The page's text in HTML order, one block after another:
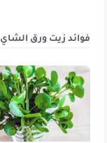
فوائد زيت ورق الشاي